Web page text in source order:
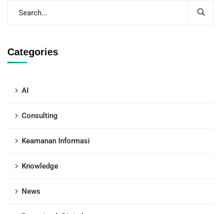
Categories
AI
Consulting
Keamanan Informasi
Knowledge
News